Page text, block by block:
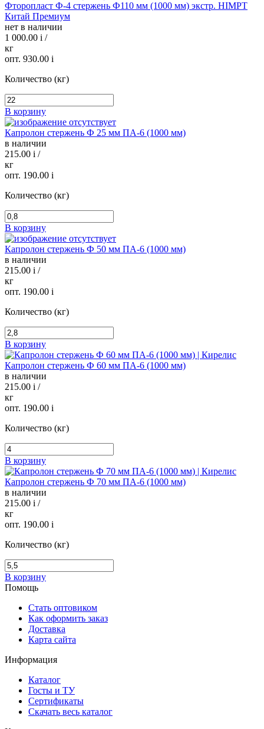
Фторопласт Ф-4 стержень Ф110 мм (1000 мм) экстр. HIMPT
Китай Премиум
нет в наличии
1 000.00 i /
кг
опт. 930.00 i
Количество (кг)
В корзину
Капролон стержень Ф 25 мм ПА-6 (1000 мм)
в наличии
215.00 i /
кг
опт. 190.00 i
Количество (кг)
В корзину
Капролон стержень Ф 50 мм ПА-6 (1000 мм)
в наличии
215.00 i /
кг
опт. 190.00 i
Количество (кг)
В корзину
Капролон стержень Ф 60 мм ПА-6 (1000 мм)
в наличии
215.00 i /
кг
опт. 190.00 i
Количество (кг)
В корзину
Капролон стержень Ф 70 мм ПА-6 (1000 мм)
в наличии
215.00 i /
кг
опт. 190.00 i
Количество (кг)
В корзину
Помощь
Стать оптовиком
Как оформить заказ
Доставка
Карта сайта
Информация
Каталог
Госты и ТУ
Сертификаты
Скачать весь каталог